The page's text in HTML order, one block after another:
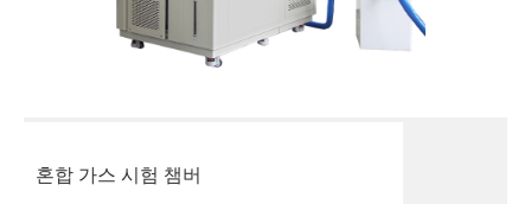
혼합 가스 시험 챔버